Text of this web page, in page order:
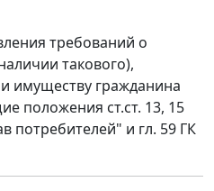
требований о
такового),
имуществу гражданина
положения ст.ст. 13, 15
потребителей" и гл. 59 ГК